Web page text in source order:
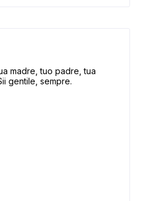
madre, tuo padre, tua
gentile, sempre.